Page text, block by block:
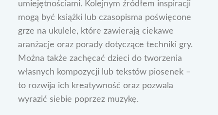
umiejętnościami. Kolejnym źródłem inspiracji
mogą być książki lub czasopisma poświęcone
grze na ukulele, które zawierają ciekawe
aranżacje oraz porady dotyczące techniki gry.
Można także zachęcać dzieci do tworzenia
własnych kompozycji lub tekstów piosenek –
to rozwija ich kreatywność oraz pozwala
wyrazić siebie poprzez muzykę.